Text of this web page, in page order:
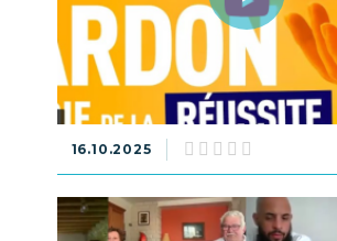
16.10.2025